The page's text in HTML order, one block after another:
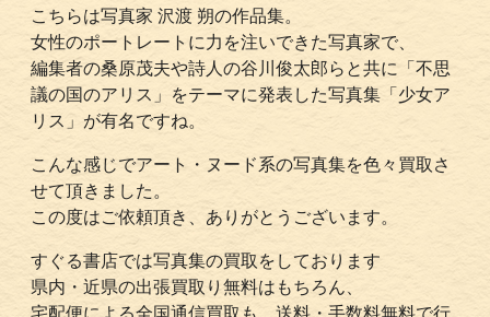
こちらは写真家 沢渡 朔の作品集。
女性のポートレートに力を注いできた写真家で、
編集者の桑原茂夫や詩人の谷川俊太郎らと共に「不思
議の国のアリス」をテーマに発表した写真集「少女ア
リス」が有名ですね。
こんな感じでアート・ヌード系の写真集を色々買取さ
せて頂きました。
この度はご依頼頂き、ありがとうございます。
すぐる書店では写真集の買取をしております
県内・近県の出張買取り無料はもちろん、
宅配便による全国通信買取も、送料・手数料無料で行